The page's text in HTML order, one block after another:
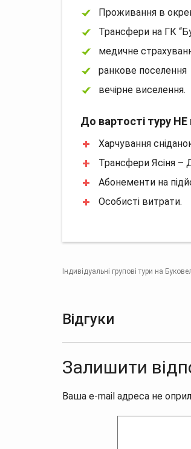
Проживання в
Трансфери на ГК
медичне
ранкове поселення
вечірне виселення.
До вартості туру
Харчування
Трансфери Ясіня –
Абонементи на
Особисті витрати.
Індивідуальні групові тури на
Відгуки
Залишити
Ваша e-mail адреса не